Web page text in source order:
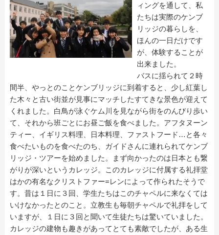
ィングを通して、私
たちは実際のケンブ
リッジの暮らしを、
ほんの一日だけです
が、体験することが
出来ました。
バスに揺られて２時
間半、やっとのことケンブリッジに到着すると、少し紅葉し
た木々と古い街並が見事にマッチしたすてきな景色が迎えて
くれました。白鳥が泳ぐケム川を見ながら街をのんびり歩い
て、それから班ごとにお昼ご飯を食べました。アフタヌーン
ティー、イギリス料理、日本料理、ファストフード…と各々
食べたいものを食べたのち、ガイドさんに連れられてケンブ
リッジ・ツアーを始めました。まず向かったのは日本とも繋
がりが深いというカレッジ。このカレッジに付属する礼拝堂
はかの有名なクリストファー=レンによって作られたそうで
す。昔は１日に３回、学生たちはこのチャペルに来なくては
いけなかったとのこと。立教生も毎朝チャペルで礼拝をして
いますが、１日に３回と聞いて生徒たちは驚いていました。
カレッジの建物も趣きがあってとても素敵でしたが、ある生